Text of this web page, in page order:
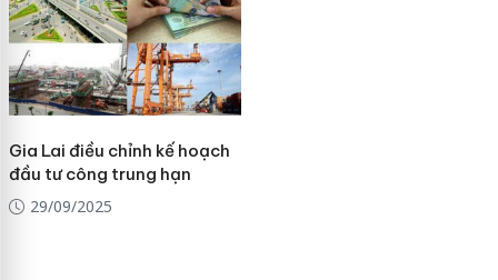
Gia Lai điều chỉnh kế hoạch
đầu tư công trung hạn
29/09/2025